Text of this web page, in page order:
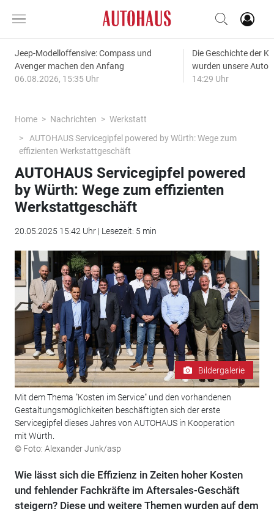
Jeep-Modelloffensive: Compass und
Avenger machen den Anfang
06.08.2026, 15:35 Uhr
Die Geschichte der
wurden unsere
14:29 Uhr
Home Nachrichten
Werkstatt
AUTOHAUS Servicegipfel powered by Würth: Wege zum
effizienten Werkstattgeschäft
AUTOHAUS Servicegipfel powered
by Würth: Wege zum effizienten
Werkstattgeschäft
20.05.2025 15:42 Uhr | Lesezeit: 5 min
Bildergalerie
Mit dem Thema "Kosten im Service" und den vorhandenen
Gestaltungsmöglichkeiten beschäftigten sich der erste
Servicegipfel dieses Jahres von AUTOHAUS in Kooperation
mit Würth.
© Foto: Alexander Junk/asp
Wie lässt sich die Effizienz in Zeiten hoher Kosten
und fehlender Fachkräfte im Aftersales-Geschäft
steigern? Diese und weitere Themen wurden auf dem